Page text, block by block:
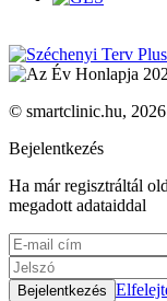
© smartclinic.hu, 2026
Bejelentkezés
Ha már regisztráltál
megadott adataiddal